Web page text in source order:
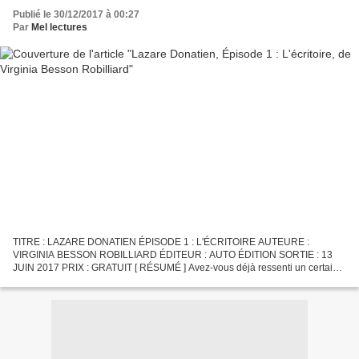
Publié le 30/12/2017 à 00:27
Par Mel lectures
TITRE : LAZARE DONATIEN ÉPISODE 1 : L'ÉCRITOIRE AUTEURE :
VIRGINIA BESSON ROBILLIARD ÉDITEUR : AUTO ÉDITION SORTIE : 13
JUIN 2017 PRIX : GRATUIT [ RÉSUMÉ ] Avez-vous déjà ressenti un certain